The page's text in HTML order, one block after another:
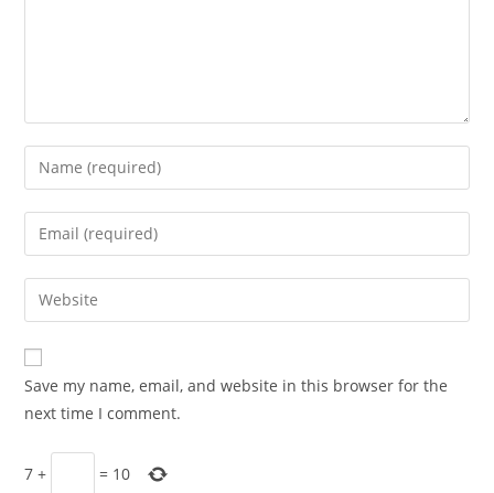
Enter
your
name
comment
Enter
your
email
address
comment
Enter
your
website
URL
(optional)
Save my name, email, and website in this browser for the
next time I comment.
7 + = 10